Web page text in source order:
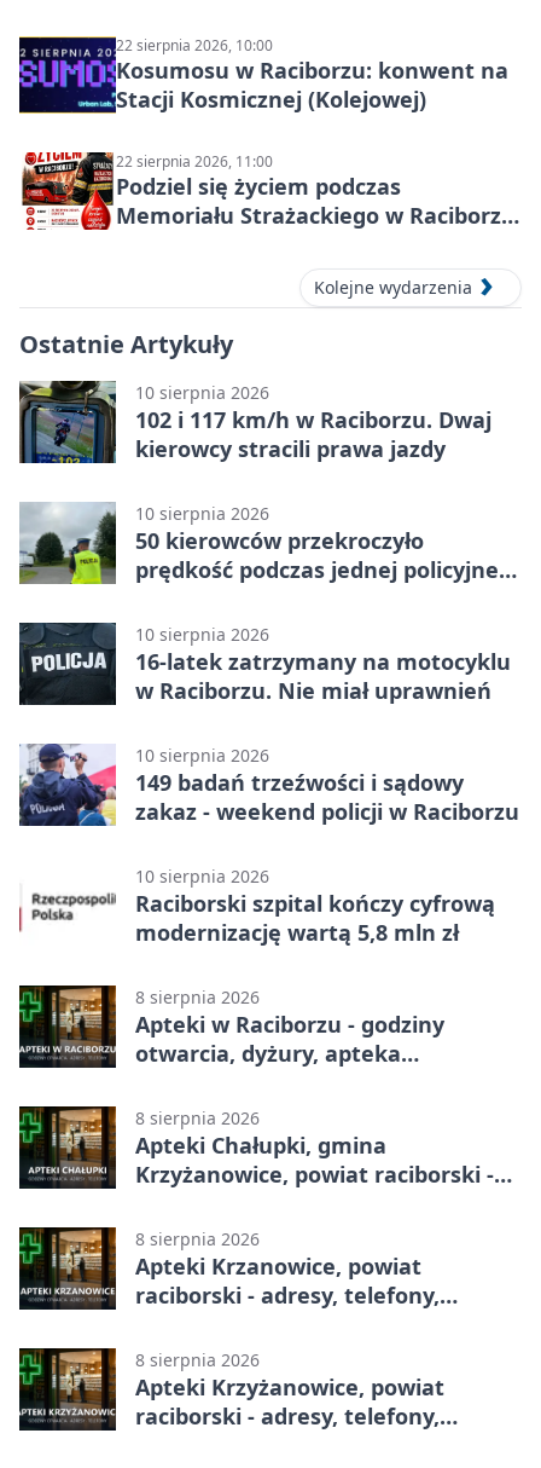
22 sierpnia 2026, 10:00
Kosumosu w Raciborzu: konwent na
Stacji Kosmicznej (Kolejowej)
22 sierpnia 2026, 11:00
Podziel się życiem podczas
Memoriału Strażackiego w Raciborzu
Kolejne wydarzenia
Ostatnie Artykuły
10 sierpnia 2026
102 i 117 km/h w Raciborzu. Dwaj
kierowcy stracili prawa jazdy
10 sierpnia 2026
50 kierowców przekroczyło
prędkość podczas jednej policyjnej
10 sierpnia 2026
16-latek zatrzymany na motocyklu
w Raciborzu. Nie miał uprawnień
10 sierpnia 2026
149 badań trzeźwości i sądowy
zakaz - weekend policji w Raciborzu
10 sierpnia 2026
Raciborski szpital kończy cyfrową
modernizację wartą 5,8 mln zł
8 sierpnia 2026
Apteki w Raciborzu - godziny
otwarcia, dyżury, apteka
8 sierpnia 2026
Apteki Chałupki, gmina
Krzyżanowice, powiat raciborski -
8 sierpnia 2026
Apteki Krzanowice, powiat
raciborski - adresy, telefony,
8 sierpnia 2026
Apteki Krzyżanowice, powiat
raciborski - adresy, telefony,